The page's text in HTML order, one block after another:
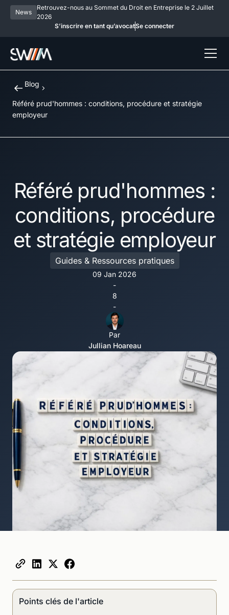
News
Retrouvez-nous au Sommet du Droit en Entreprise le 2 Juillet
2026
S’inscrire en tant qu’avocatSe connecter
Blog
Référé prud'hommes : conditions, procédure et stratégie
employeur
Référé prud'hommes :
conditions, procédure
et stratégie employeur
Guides & Ressources pratiques
09 Jan 2026
-
8
-
Par
Jullian Hoareau
Points clés de l'article